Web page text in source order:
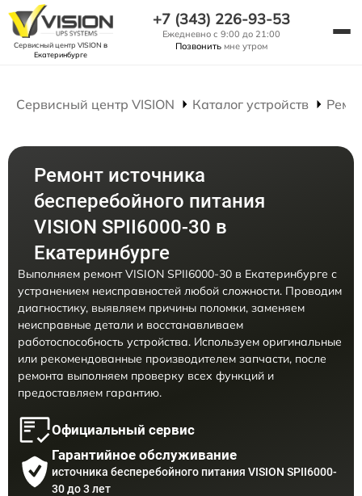
Сервисный центр VISION в
Екатеринбурге
+7 (343) 226-93-53
Ежедневно с 9:00 до 21:00
Позвонить мне утром
Сервисный центр VISION Каталог устройств
Ремонт источника
бесперебойного питания
VISION SPII6000-30 в
Екатеринбурге
Выполняем ремонт VISION SPII6000-30 в Екатеринбурге с
устранением неисправностей любой сложности. Проводим
диагностику, выявляем причины поломки, заменяем
неисправные детали и восстанавливаем
работоспособность устройства. Используем оригинальные
или рекомендованные производителем запчасти, после
ремонта выполняем проверку всех функций и
предоставляем гарантию.
Официальный сервис
Гарантийное обслуживание
источника бесперебойного питания VISION SPII6000-
30 до 3 лет